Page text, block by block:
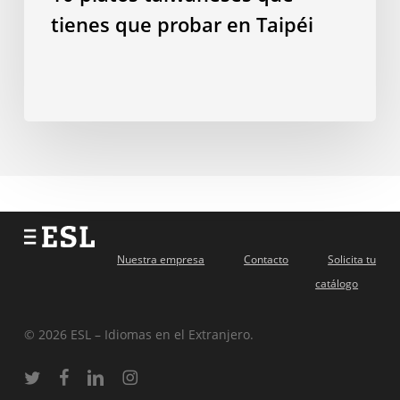
tienes que probar en Taipéi
Nuestra empresa Contacto
Solicita tu
catálogo
© 2026 ESL – Idiomas en el Extranjero.
twitterfacebooklinkedininstagram